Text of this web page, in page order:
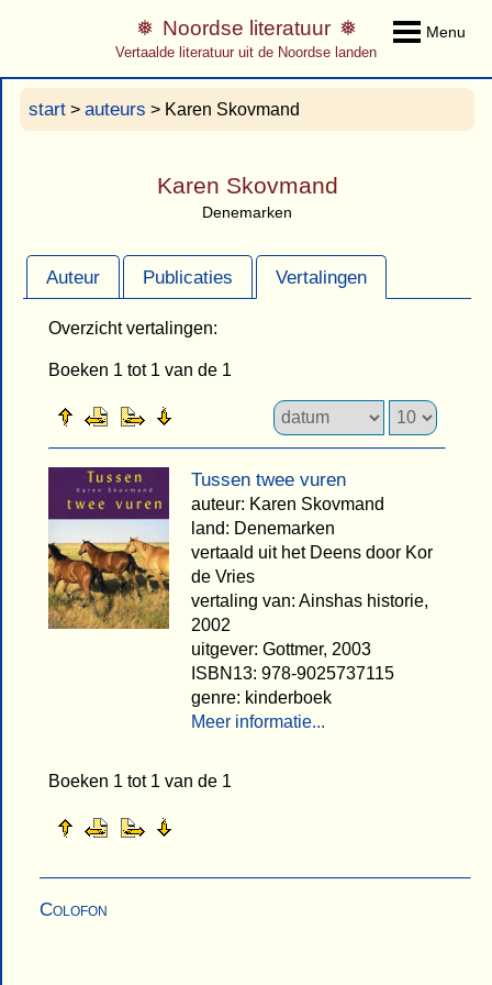
Menu
Noordse literatuur
Vertaalde literatuur uit de Noordse landen
start > auteurs > Karen Skovmand
Karen Skovmand
Denemarken
Auteur Publicaties Vertalingen
Overzicht vertalingen:
Boeken 1 tot 1 van de 1
Tussen twee vuren
auteur: Karen Skovmand
land: Denemarken
vertaald uit het Deens door Kor
de Vries
vertaling van: Ainshas historie,
2002
uitgever: Gottmer, 2003
ISBN13: 978-9025737115
genre: kinderboek
Meer informatie...
Boeken 1 tot 1 van de 1
Colofon